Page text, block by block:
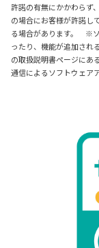
許諾の有無にかかわらず
の場合にお客様が許諾し
る場合があります。 ※ソ
ったり、機能が追加され
の取扱説明書ページに
通信によるソフトウェア